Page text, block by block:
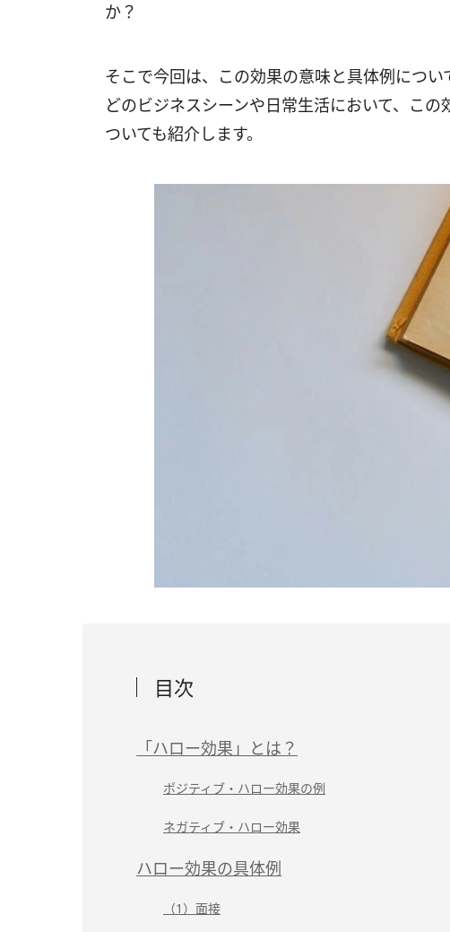
か？
そこで今回は、この効果の意味と具体例につ
どのビジネスシーンや日常生活において、こ
ついても紹介します。
目次
「ハロー効果」とは？
ポジティブ・ハロー効果の例
ネガティブ・ハロー効果
ハロー効果の具体例
（1）面接